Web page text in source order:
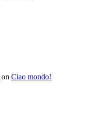
on Ciao mondo!